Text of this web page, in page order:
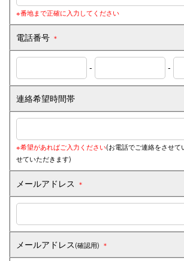
※番地まで正確に入力してください
電話番号 ＊
- -
連絡希望時間帯
※希望があればご入力ください(お電話でご連絡をさせて
せていただきます)
メールアドレス ＊
メールアドレス(確認用) ＊